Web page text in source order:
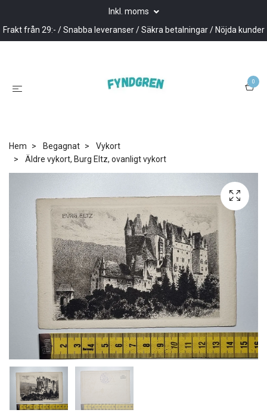
Inkl. moms
Frakt från 29:- / Snabba leveranser / Säkra betalningar / Nöjda kunder
0
Hem Begagnat
Vykort
Äldre vykort, Burg Eltz, ovanligt vykort